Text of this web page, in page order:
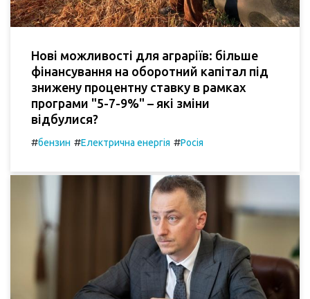
Нові можливості для аграріїв: більше
фінансування на оборотний капітал під
знижену процентну ставку в рамках
програми "5-7-9%" – які зміни
відбулися?
#бензин #Електрична енергія #Росія